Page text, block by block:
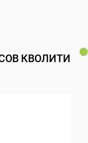
КВОЛИТИ